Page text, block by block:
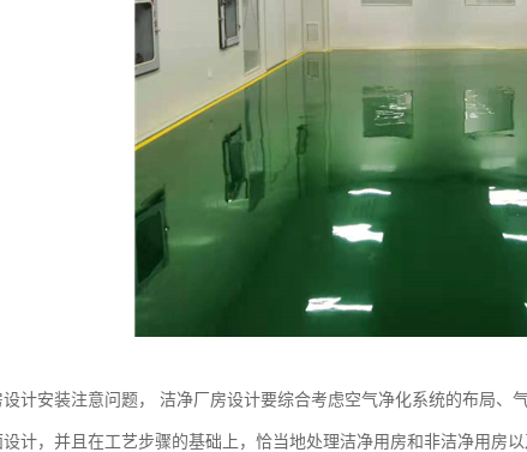
计安装注意问题， 洁净厂房设计要综合考虑空气净化系统的布局、
设计，并且在工艺步骤的基础上，恰当地处理洁净用房和非洁净用房